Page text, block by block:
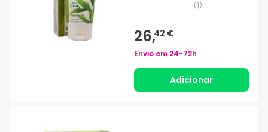
(1)
26,42 €
Envio em 24-72h
Adicionar